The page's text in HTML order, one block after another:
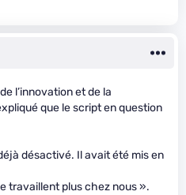
l’innovation et de la
que le script en question
désactivé. Il avait été mis en
travaillent plus chez nous ».